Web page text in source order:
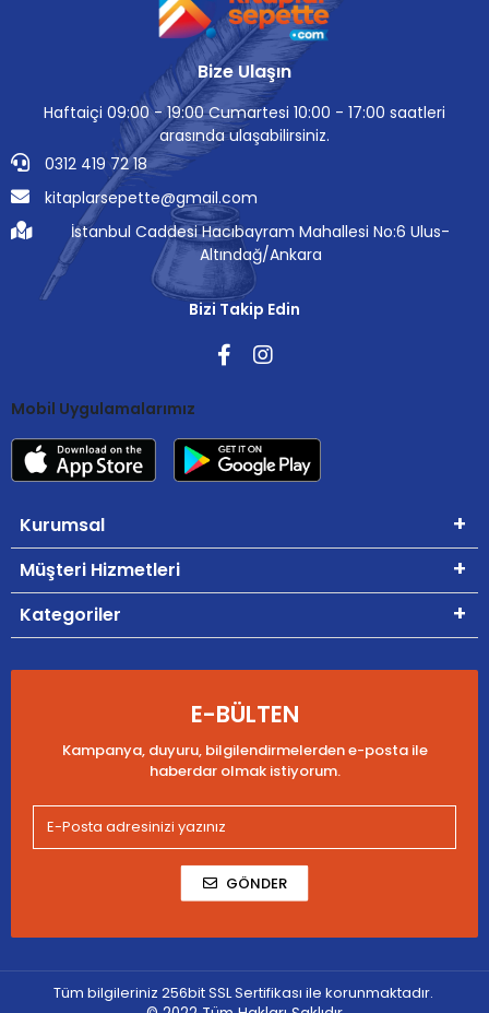
Bize Ulaşın
Haftaiçi 09:00 - 19:00 Cumartesi 10:00 - 17:00 saatleri
arasında ulaşabilirsiniz.
0312 419 72 18
kitaplarsepette@gmail.com
İstanbul Caddesi Hacıbayram Mahallesi No:6 Ulus-
Altındağ/Ankara
Bizi Takip Edin
Mobil Uygulamalarımız
Kurumsal
Müşteri Hizmetleri
Kategoriler
E-BÜLTEN
Kampanya, duyuru, bilgilendirmelerden e-posta ile
haberdar olmak istiyorum.
GÖNDER
Tüm bilgileriniz 256bit SSL Sertifikası ile korunmaktadır.